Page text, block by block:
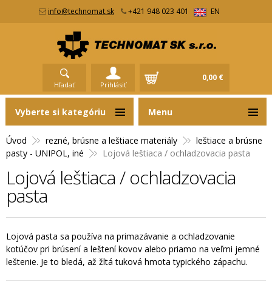
info@technomat.sk +421 948 023 401 EN
Hľadať Prihlásiť
0,00 €
Úvod rezné, brúsne a leštiace materiály
leštiace a brúsne
pasty - UNIPOL, iné
Lojová leštiaca / ochladzovacia pasta
Lojová leštiaca / ochladzovacia
pasta
Lojová pasta sa používa na primazávanie a ochladzovanie
kotúčov pri brúsení a leštení kovov alebo priamo na veľmi jemné
leštenie. Je to bledá, až žltá tuková hmota typického zápachu.
Vyberte si kategóriu Menu